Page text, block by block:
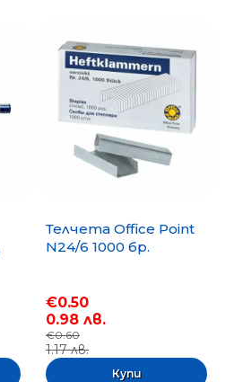
Телчета Office Point
N24/6 1000 бр.
€0.50
0.98 лв.
€0.60
1.17 лв.